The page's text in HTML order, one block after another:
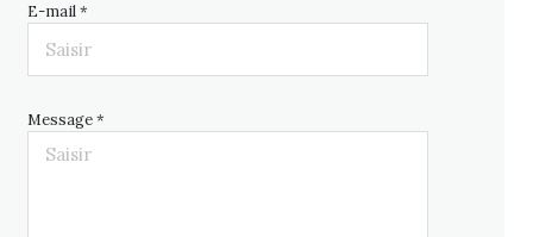
E-mail *
Message *